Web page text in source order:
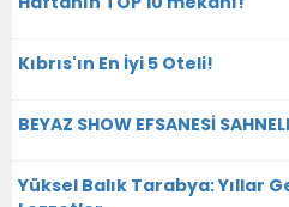
Kıbrıs'ın En İyi 5 Oteli!
BEYAZ SHOW EFSANESİ
Yüksel Balık Tarabya: Yıllar